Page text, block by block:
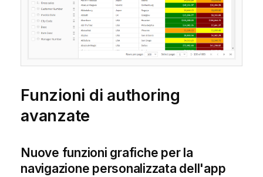
Funzioni di authoring
avanzate
Nuove funzioni grafiche per la
navigazione personalizzata dell'app